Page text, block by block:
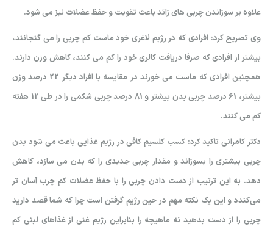
علاوه بر سوزاندن چربي هاي زائد باعث تقويت و حفظ عضلات نيز مي شود.
وي تصريح کرد: افرادي که در رژيم لاغري خود ماست کم چربي را مي گنجانند،
بيشتر از افرادي که صرفا دريافت کالري خود را کم مي کنند، کاهش وزن دارند.
همچنين افرادي که ماست مي خورند در مقايسه با افراد ديگر 22 درصد وزن
بيشتر، 61 درصد چربي بدن بيشتر و 81 درصد چربي شکمي را در طي 12 هفته
کم مي کنند.
دکتر کامراني تاکيد کرد: کسب کلسيم کافي در رژيم غذايي باعث مي شود بدن
چربي بيشتري را بسوزاند و مقدار چربي جديدي را که بدن مي سازد، کاهش
دهد. به اين ترتيب از دست دادن چربي را با حفظ عضلات کم چرب آسان تر
مي‌كندد و اين يک نکته مهم در حين رژيم گرفتن است چرا که شما قصد داريد
چربي را از دست بدهيد نه ماهيچه را بنابراين رژيم غني از غذاهاي لبني کم